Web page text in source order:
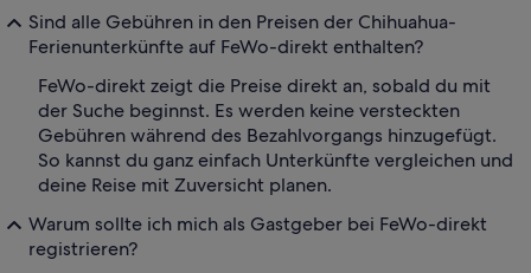
Sind alle Gebühren in den Preisen der Chihuahua-
Ferienunterkünfte auf FeWo-direkt enthalten?
FeWo-direkt zeigt die Preise direkt an, sobald du mit
der Suche beginnst. Es werden keine versteckten
Gebühren während des Bezahlvorgangs hinzugefügt.
So kannst du ganz einfach Unterkünfte vergleichen und
deine Reise mit Zuversicht planen.
Warum sollte ich mich als Gastgeber bei FeWo-direkt
registrieren?